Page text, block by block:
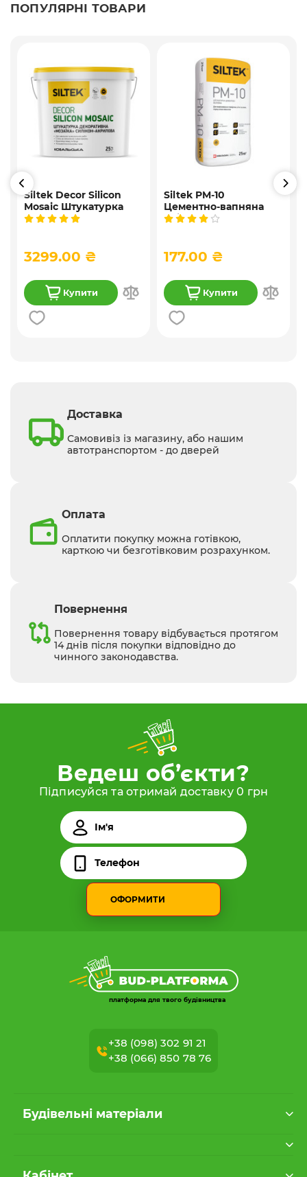
ПОПУЛЯРНІ ТОВАРИ
Siltek Decor Silicon
Mosaic Штукатурка
мозаїчна декоративна
3299.00 ₴
Купити
Siltek PM-10
Цементно-вапняна
універсальна
177.00 ₴
Купити
Доставка
Самовивіз із магазину, або нашим
автотранспортом - до дверей
Оплата
Оплатити покупку можна готівкою,
карткою чи безготівковим розрахунком.
Повернення
Повернення товару відбувається протягом
14 днів після покупки відповідно до
чинного законодавства.
Ведеш об’єкти?
Підписуйся та отримай доставку 0 грн
ОФОРМИТИ
платформа для твого будівництва
+38 (098) 302 91 21
+38 (066) 850 78 76
Будівельні матеріали